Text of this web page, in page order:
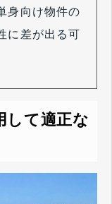
身向け物件の
に差が出る可
して適正な